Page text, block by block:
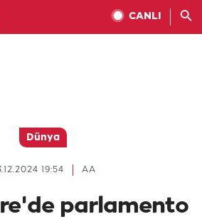
CANLI
Dünya
AA
19:54
parlamento